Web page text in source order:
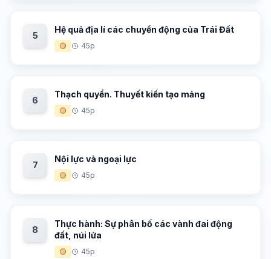
5
Hệ quả địa lí các chuyển động của Trái Đất
🟡 45p
6
Thạch quyển. Thuyết kiến tạo mảng
🟡 45p
7
Nội lực và ngoại lực
🟡 45p
8
Thực hành: Sự phân bố các vành đai động
đất, núi lửa
🟡 45p